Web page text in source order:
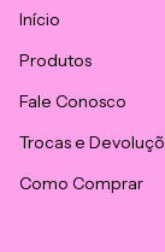
Início
Produtos
Fale Conosco
Trocas e
Como Comprar